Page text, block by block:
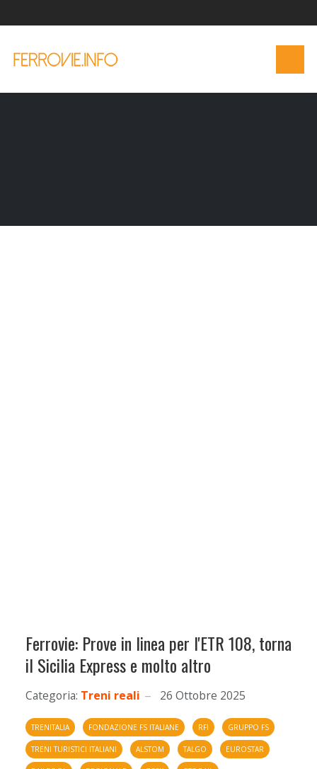
Ferrovie: Prove in linea per l'ETR 108, torna
il Sicilia Express e molto altro
Categoria: Treni reali 26 Ottobre 2025
TRENITALIA FONDAZIONE FS ITALIANE RFI GRUPPO FS
TRENI TURISTICI ITALIANI ALSTOM TALGO EUROSTAR